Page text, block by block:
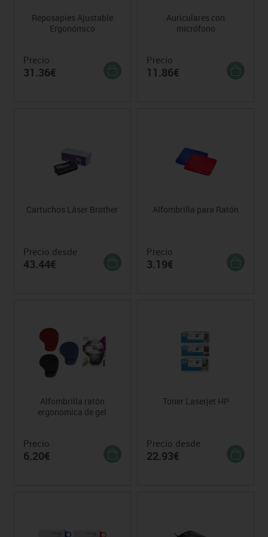
Reposapies Ajustable
Ergonómico
Precio
31.36€
Auriculares con
micrófono
Precio
11.86€
Cartuchos Láser Brother
Precio desde
43.44€
Alfombrilla para Ratón
Precio
3.19€
Alfombrilla ratón
ergonomica de gel
Precio
6.20€
Toner Laserjet HP
Precio desde
22.93€